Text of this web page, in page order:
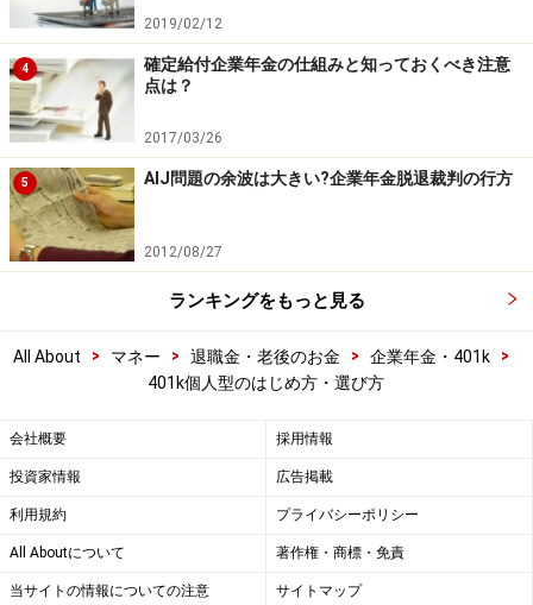
2019/02/12
4
確定給付企業年金の仕組みと知っておくべき注意
点は？
2017/03/26
5 AIJ問題の余波は大きい?企業年金脱退裁判の行方
2012/08/27
ランキングをもっと見る
All About > マネー > 退職金・老後のお金 > 企業年金・401k
>
401k個人型のはじめ方・選び方
会社概要 採用情報
投資家情報 広告掲載
利用規約 プライバシーポリシー
All Aboutについて 著作権・商標・免責
当サイトの情報についての注意 サイトマップ